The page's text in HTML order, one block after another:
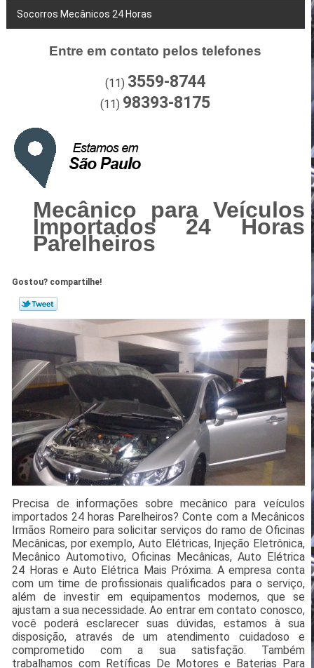
Socorros Mecânicos 24 Horas
Entre em contato pelos telefones
(11) 3559-8744
(11) 98393-8175
Mecânico para Veículos
Importados 24 Horas
Parelheiros
Gostou? compartilhe!
Precisa de informações sobre mecânico para veículos
importados 24 horas Parelheiros? Conte com a Mecânicos
Irmãos Romeiro para solicitar serviços do ramo de Oficinas
Mecânicas, por exemplo, Auto Elétricas, Injeção Eletrônica,
Mecânico Automotivo, Oficinas Mecânicas, Auto Elétrica
24 Horas e Auto Elétrica Mais Próxima. A empresa conta
com um time de profissionais qualificados para o serviço,
além de investir em equipamentos modernos, que se
ajustam a sua necessidade. Ao entrar em contato conosco,
você poderá esclarecer suas dúvidas, estamos à sua
disposição, através de um atendimento cuidadoso e
comprometido com a sua satisfação. Também
trabalhamos com Retíficas De Motores e Baterias Para